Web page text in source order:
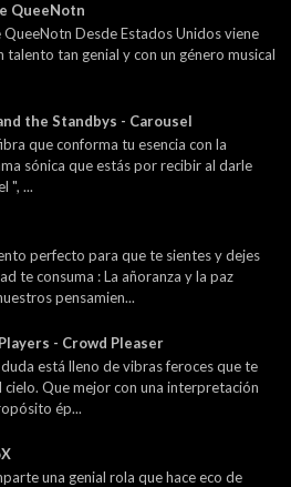
QueeNotn
Desde Estados Unidos viene
talento tan genial y con un género musical
the Standbys - Carousel
que conforma tu esencia con la
sónica que estás por recibir al darle
", ...
perfecto para que te sientes y dejes
te consuma : La añoranza y la paz
pensamien...
- Crowd Pleaser
está lleno de vibras feroces que te
cielo. Que mejor con una interpretación
ép...
una genial rola que hace eco de